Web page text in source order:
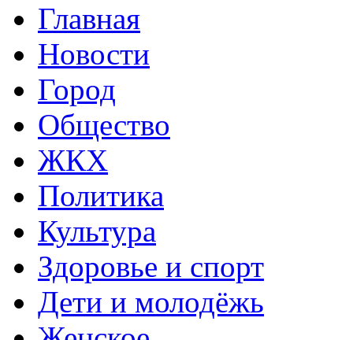
Главная
Новости
Город
Общество
ЖКХ
Политика
Культура
Здоровье и спорт
Дети и молодёжь